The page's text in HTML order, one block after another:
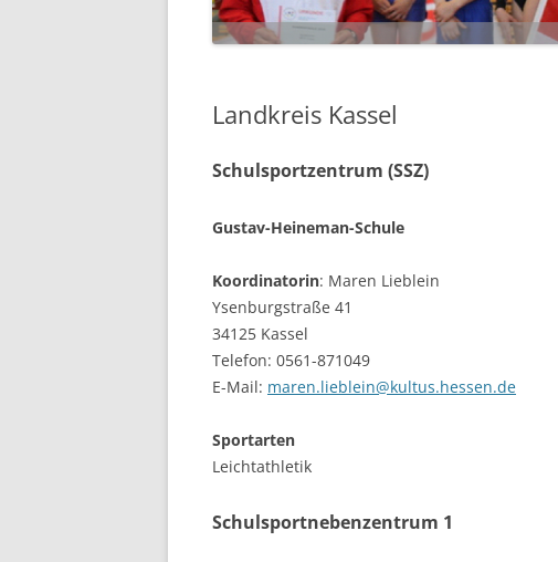
Landkreis Kassel
Schulsportzentrum (SSZ)
Gustav-Heineman-Schule
Koordinatorin: Maren Lieblein
Ysenburgstraße 41
34125 Kassel
Telefon: 0561-871049
E-Mail: maren.lieblein@kultus.hessen.de
Sportarten
Leichtathletik
Schulsportnebenzentrum 1